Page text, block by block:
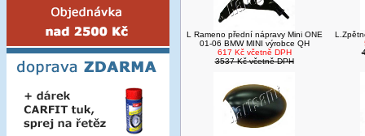
L Rameno přední nápravy Mini ONE
01-06 BMW MINI výrobce QH
617 Kč včetně DPH
3537 Kč včetně DPH